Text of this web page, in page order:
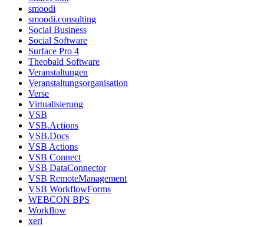
smoodi
smoodi.consulting
Social Business
Social Software
Surface Pro 4
Theobald Software
Veranstaltungen
Veranstaltungsorganisation
Verse
Virtualisierung
VSB
VSB.Actions
VSB.Docs
VSB Actions
VSB Connect
VSB DataConnector
VSB RemoteManagement
VSB WorkflowForms
WEBCON BPS
Workflow
xeri